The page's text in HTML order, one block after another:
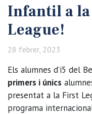
Infantil a
League!
28 febrer, 2023
Els alumnes d’i5 del
primers i únics
presentat a la First
programa